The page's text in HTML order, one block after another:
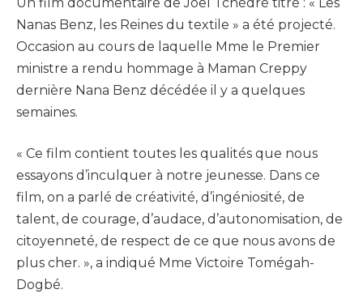
Nanas Benz, les Reines du textile » a été projecté.
Occasion au cours de laquelle Mme le Premier
ministre a rendu hommage à Maman Creppy
dernière Nana Benz décédée il y a quelques
semaines.
« Ce film contient toutes les qualités que nous
essayons d’inculquer à notre jeunesse. Dans ce
film, on a parlé de créativité, d’ingéniosité, de
talent, de courage, d’audace, d’autonomisation, de
citoyenneté, de respect de ce que nous avons de
plus cher. », a indiqué Mme Victoire Tomégah-
Dogbé.